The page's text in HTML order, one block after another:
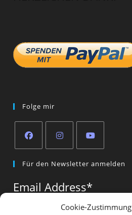
Cookie-Zustimmung
Folge mir
in
new
in
new
in
new
tab
Für den Newsletter anmelden
Email Address*